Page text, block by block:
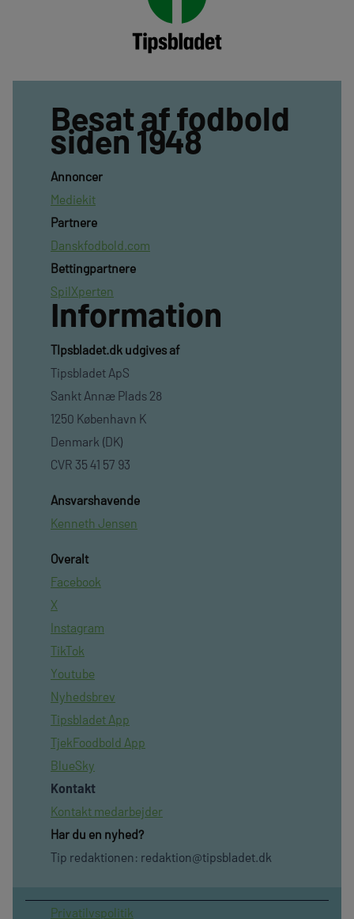
Besat af fodbold
siden 1948
Annoncer
Mediekit
Partnere
Danskfodbold.com
Bettingpartnere
SpilXperten
Information
TIpsbladet.dk udgives af
Tipsbladet ApS
Sankt Annæ Plads 28
1250 København K
Denmark (DK)
CVR 35 41 57 93
Ansvarshavende
Kenneth Jensen
Overalt
Facebook
X
Instagram
TikTok
Youtube
Nyhedsbrev
Tipsbladet App
TjekFoodbold App
BlueSky
Kontakt
Kontakt medarbejder
Har du en nyhed?
Tip redaktionen: redaktion@tipsbladet.dk
Privatilvspolitik